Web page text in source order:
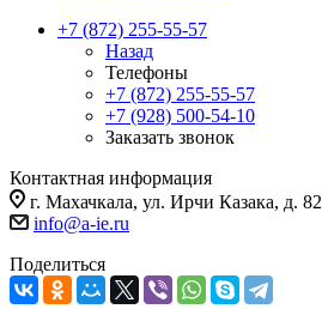
+7 (872) 255-55-57
Назад
Телефоны
+7 (872) 255-55-57
+7 (928) 500-54-10
Заказать звонок
Контактная информация
г. Махачкала, ул. Ирчи Казака, д. 82
info@a-ie.ru
Поделиться